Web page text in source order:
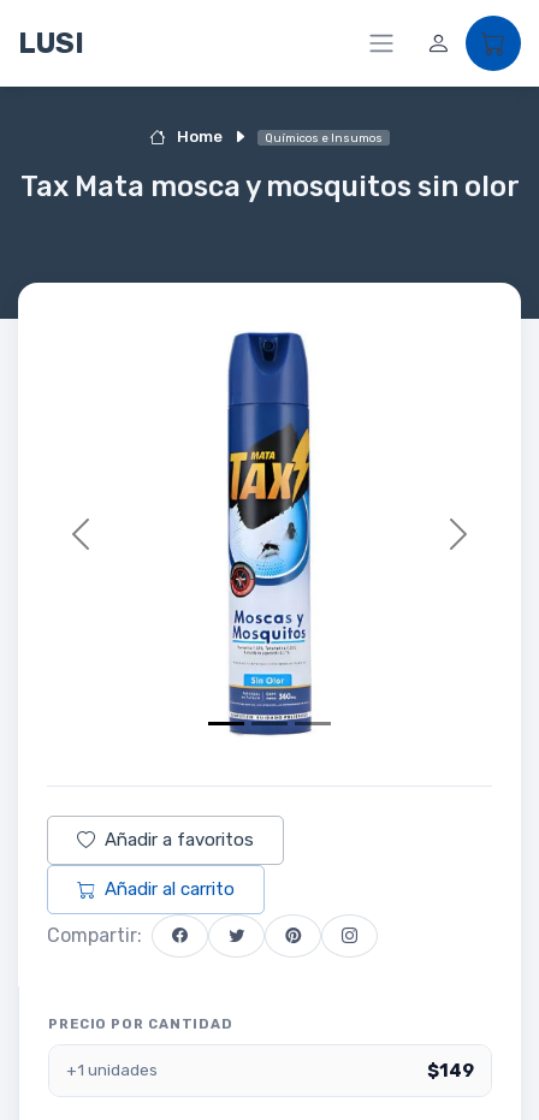
LUSI
Home Químicos e Insumos
Tax Mata mosca y mosquitos sin olor
Previous Next
Añadir a favoritos
Añadir al carrito
Compartir:
PRECIO POR CANTIDAD
+1 unidades $149